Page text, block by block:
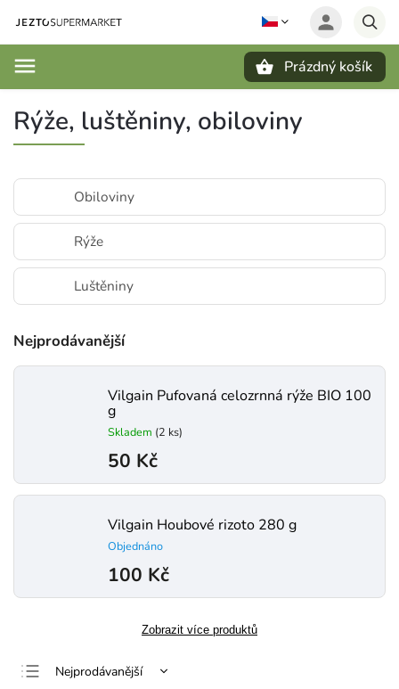
Prázdný košík
Rýže, luštěniny, obiloviny
Obiloviny
Rýže
Luštěniny
Nejprodávanější
Vilgain Pufovaná celozrnná rýže BIO 100
g
Skladem (2 ks)
50 Kč
Vilgain Houbové rizoto 280 g
Objednáno
100 Kč
Zobrazit více produktů
Nejprodávanější